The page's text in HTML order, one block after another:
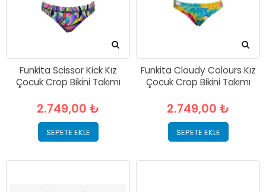
Funkita Scissor Kick Kız
Çocuk Crop Bikini Takımı
2.749,00 ₺
SEPETE EKLE
Funkita Cloudy Colours Kız
Çocuk Crop Bikini Takımı
2.749,00 ₺
SEPETE EKLE